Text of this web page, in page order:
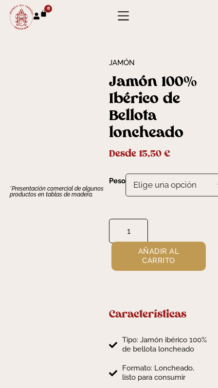
0
*Presentación comercial de algunos
productos en tablas de madera.
JAMÓN
Jamón 100%
Ibérico de
Bellota
loncheado
Desde 15,50€
Peso
AÑADIR AL
CARRITO
Características
Tipo: Jamón ibérico 100%
de bellota loncheado
Formato: Loncheado,
listo para consumir